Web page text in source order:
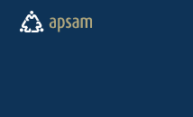
Aller au contenu principal